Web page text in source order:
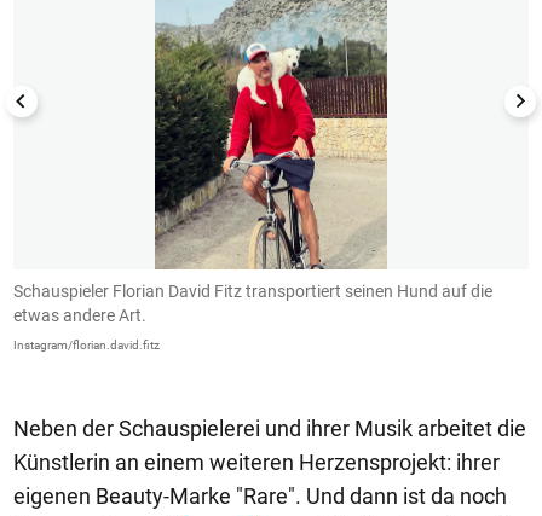
Schauspieler Florian David Fitz transportiert seinen Hund auf die
etwas andere Art.
Instagram/florian.david.fitz
Neben der Schauspielerei und ihrer Musik arbeitet die
Künstlerin an einem weiteren Herzensprojekt: ihrer
eigenen Beauty-Marke "Rare". Und dann ist da noch